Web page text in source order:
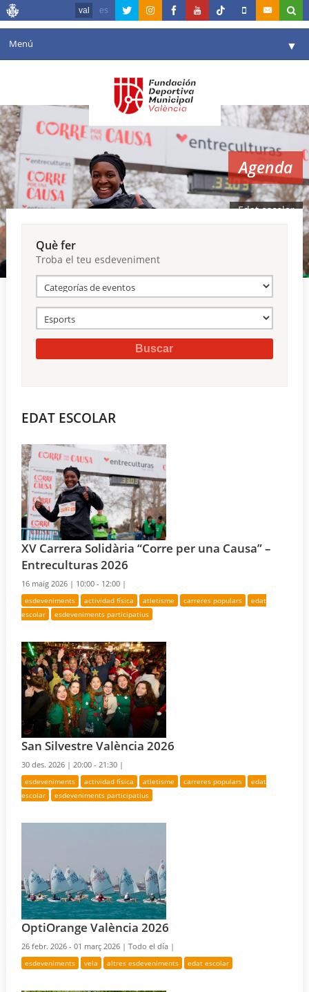
val es
Menú ▼
Agenda
Instal·lacions
Comunicació ▼
València en esport ▼
Reserves
Agenda
Edat escolar
Què fer
Troba el teu esdeveniment
EDAT ESCOLAR
XV Carrera Solidària “Corre per una Causa” –
Entreculturas 2026
16 maig 2026 | 10:00 - 12:00 |
esdeveniments actividad física atletisme carreres populars
edat
escolar
esdeveniments participatius
San Silvestre València 2026
30 des. 2026 |20:00 - 21:30 |
esdeveniments actividad física atletisme carreres populars
edat
escolar
esdeveniments participatius
OptiOrange València 2026
26 febr. 2026 - 01 març 2026 |Todo el día |
esdeveniments vela altres esdeveniments edat escolar